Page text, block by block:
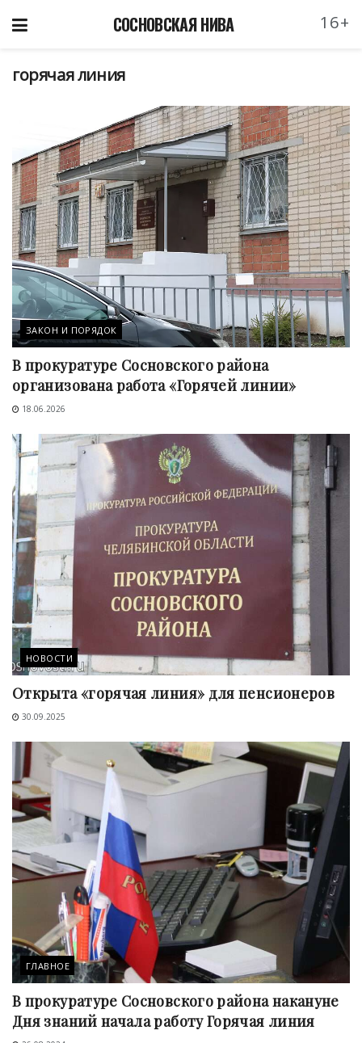
СОСНОВСКАЯ НИВА 16+
горячая линия
ЗАКОН И ПОРЯДОК
В прокуратуре Сосновского района
организована работа «Горячей линии»
18.06.2026
НОВОСТИ
Открыта «горячая линия» для пенсионеров
30.09.2025
ГЛАВНОЕ
В прокуратуре Сосновского района накануне
Дня знаний начала работу Горячая линия